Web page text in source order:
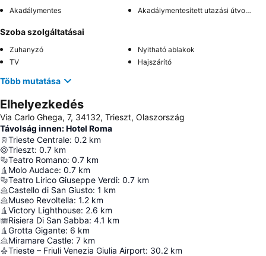
Akadálymentes Akadálymentesített utazási útvonal
Szoba szolgáltatásai
Zuhanyzó
Nyitható ablakok
TV
Hajszárító
Több mutatása
Elhelyezkedés
Via Carlo Ghega, 7, 34132, Trieszt, Olaszország
Távolság innen: Hotel Roma
Trieste Centrale: 0.2 km
Trieszt: 0.7 km
Teatro Romano: 0.7 km
Molo Audace: 0.7 km
Teatro Lirico Giuseppe Verdi: 0.7 km
Castello di San Giusto: 1 km
Museo Revoltella: 1.2 km
Victory Lighthouse: 2.6 km
Risiera Di San Sabba: 4.1 km
Grotta Gigante: 6 km
Miramare Castle: 7 km
Trieste – Friuli Venezia Giulia Airport: 30.2 km